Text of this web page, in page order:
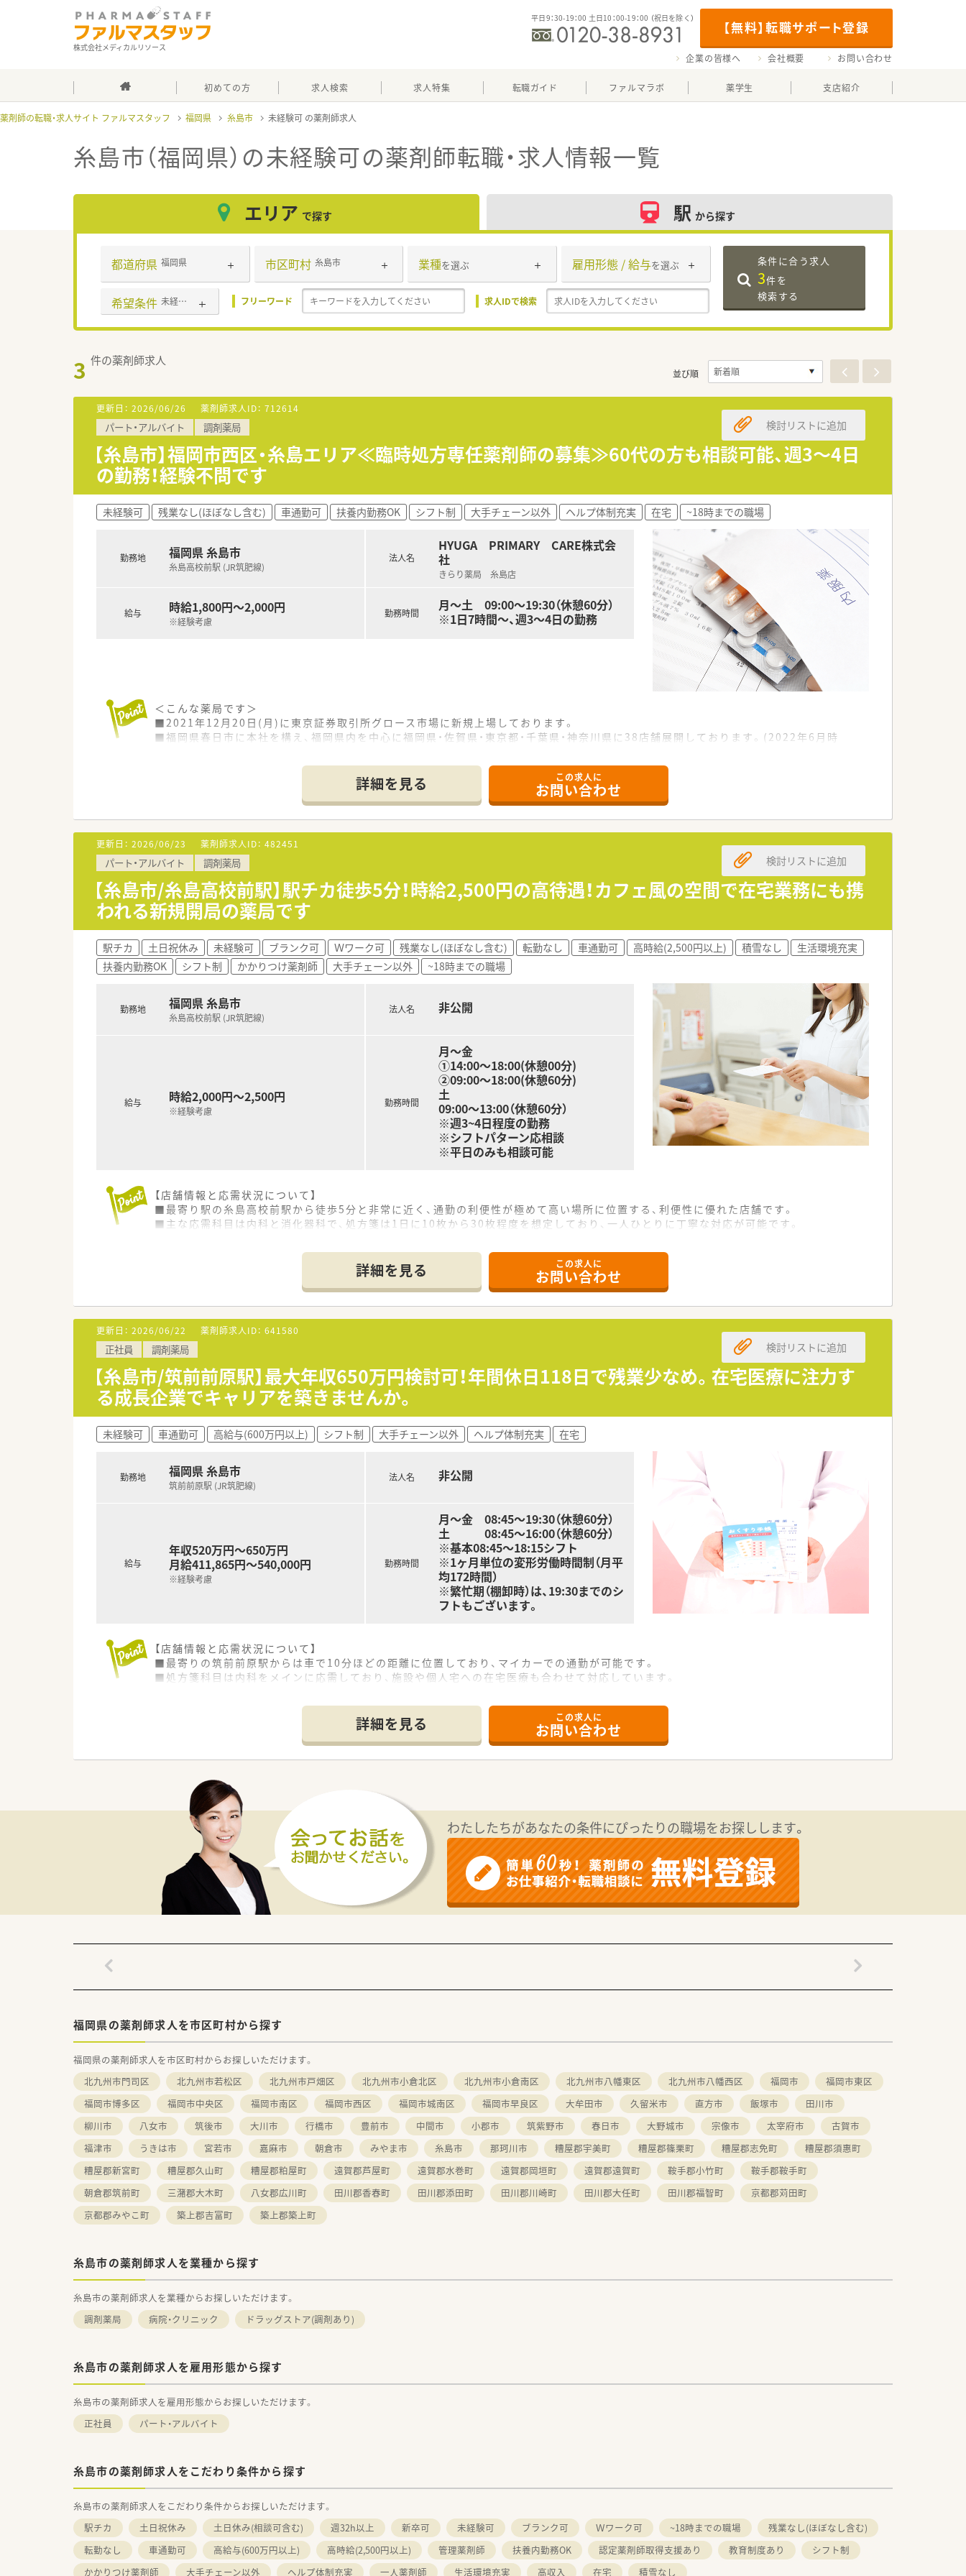
株式会社メディカルリソース
【無料】転職サポート登録
平日9：30-19：00 土日10：00-19：00 （祝日を除く）
企業の皆様へ 会社概要 お問い合わせ
初めての方 求人検索 求人特集 転職ガイド ファルマラボ 薬学生 支店紹介
薬剤師の転職・求人サイト ファルマスタッフ 福岡県 糸島市 未経験可
糸島市（福岡県）の未経験可の薬剤師転職・求人情報一覧
エリア で探す 駅 から探す
都道府県 福岡県 市区町村 糸島市 業種を選ぶ 雇用形態 / 給与を選ぶ
希望条件 未経験可 フリーワード 求人IDで検索
条件に合う求人
3件を
検索する
3 件の薬剤師求人
並び順
更新日： 2026/06/26 薬剤師求人ID： 712614
パート・アルバイト 調剤薬局
【糸島市】福岡市西区・糸島エリア≪臨時処方専任薬剤師の募集≫60代の方も相談可能、週3～4日
の勤務！経験不問です
検討リストに追加
未経験可 残業なし(ほぼなし含む) 車通勤可 扶養内勤務OK シフト制 大手チェーン以外 ヘルプ体制充実 在宅 ~18時までの職場
勤務地 福岡県 糸島市
糸島高校前駅 (JR筑肥線)
給与 時給1,800円～2,000円
※経験考慮
法人名
HYUGA PRIMARY CARE株式会
社
きらり薬局 糸島店
勤務時間
月～土 09:00～19:30（休憩60分）
※1日7時間～、週3～4日の勤務
＜こんな薬局です＞
■2021年12月20日(月)に東京証券取引所グロース市場に新規上場しております。
■福岡県春日市に本社を構え、福岡県内を中心に福岡県・佐賀県・東京都・千葉県・神奈川県に38店舗展開しております。(2022年6月時
■超高齢化社会で必ず必要となる在宅対応を積極的に取り組んでおり着実に成長を続けています。今後も安定して成長が見込まれる安
■オンライン服薬指導(28店舗実施)、地域連携薬局(21店舗)、零売など最先端の取り組みを実施しております。
＜女性もご活躍いただける環境＞
■ライフイベントやご自身の状況の変化があった場合、雇用形態変更の相談も可能です。
■女性の育休取得率 100％。復帰率100%。男性育休取得実績(現在8名取得)もあります。カムバックパス制度、きらりミルククラブなど
働く女性を応援する環境が整っています。
■子育て中の方は時短勤務も可能な為、性別を問わず薬局長等、キャリアを積み活躍できるフィールドがございます。
＜こんな店舗です＞
■内科門前の外来と施設・個人在宅を対応している地域密着型の店舗です。
■近隣は静かな住宅街で、落ち着いた環境です。
■糸島市では唯一100名単位で在宅を対応しており、約600名を担当しております。
■門前の内科クリニックは、発熱外来の他、子どもの診療も行うなど処方科目も様々です。
■調剤室は広くはありませんが、常に皆さん業務分担しながら作業をされているため、業務はスムーズです。
■薬局長、管理薬剤師のお人柄もよく、事務員との連携もとれており働きやすい環境です。
■社内平均の残業時間は10時間～15時間以内となっており正社員(S1)はみなし残業を超える事はありません。
在宅で想定される臨時処方や急な在宅訪問に対応する『臨時処方専任薬剤師』を配置しているので、 大幅な残業が発生することはありま
■年間休日は117日＋1日(バースデー休暇)で終日休みの日数となります。月によっては半休の組み合わせ等もシフトに組み込めるので
プライベートと両立が可能です。
■店舗異動に関しては、基本転居を伴わない異動となります。九州エリアから関東エリアへなど転居を伴う異動がないため、地域に根付
■在宅業務専用システムを自社開発しており、現場の薬剤師の意見を集約して作っているので業務負荷軽減につながっております。
■麻薬の取り扱いが多い店舗やカテーテル・ポンプ処方を行っている店舗もございます。
緩和ケアの資格を持っている薬剤師が2名（調剤薬局勤務薬剤師54名）在籍しており、患者様に寄り添った仕事を経験することができ知
識・スキル向上も図れる環境です。
■薬剤師から営業職など社内でのジョブチェンジも相談の上、可能です。
■企業・官公庁出身の未経験の方や、病院出身の方も多数活躍しています。
詳細を見る この求人に
お問い合わせ
更新日： 2026/06/23 薬剤師求人ID： 482451
パート・アルバイト 調剤薬局
【糸島市/糸島高校前駅】駅チカ徒歩5分！時給2,500円の高待遇！カフェ風の空間で在宅業務にも携
われる新規開局の薬局です
検討リストに追加
駅チカ 土日祝休み 未経験可 ブランク可 Ｗワーク可 残業なし(ほぼなし含む) 転勤なし 車通勤可 高時給(2,500円以上) 積雪なし
生活環境充実
扶養内勤務OK
シフト制 かかりつけ薬剤師 大手チェーン以外 ~18時までの職場
勤務地 福岡県 糸島市
糸島高校前駅 (JR筑肥線)
給与 時給2,000円～2,500円
※経験考慮
法人名 非公開
勤務時間
月～金
①14:00～18:00(休憩00分)
②09:00～18:00(休憩60分)
土
09:00～13:00（休憩60分）
※週3~4日程度の勤務
※シフトパターン応相談
※平日のみも相談可能
【店舗情報と応需状況について】
■最寄り駅の糸島高校前駅から徒歩5分と非常に近く、通勤の利便性が極めて高い場所に位置する、利便性に優れた店舗です。
■主な応需科目は内科と消化器科で、処方箋は1日に10枚から30枚程度を想定しており、一人ひとりに丁寧な対応が可能です。
■福岡県を中心に調剤薬局を2店舗展開するほか、ジェネリックの卸売や菓子製造など多岐にわたる事業で経営基盤が安定しています。
■今後も着実に新規開局を予定しており、地域住民が集う場所としてのカフェ風店舗づくりなど、独自のビジョンを持っています。
■頑張った方には昇給という形でしっかりと還元する方針を掲げており、個人の努力を正当に評価して、給与に反映させています。
【職場環境と雰囲気】
■何よりも大切にされているのはスタッフ同士の関係性づくりです。
■かかりつけを始め、地域連携薬局やオンライン服薬指導など業界の流れに合わせて対応して参ります。
■社長が窓口となり、門前のドクターとの関係性も良好です。
■今後も基盤を整えながら着実な新規開局を予定されています。
詳細を見る この求人に
お問い合わせ
更新日： 2026/06/22 薬剤師求人ID： 641580
正社員 調剤薬局
【糸島市/筑前前原駅】最大年収650万円検討可！年間休日118日で残業少なめ。在宅医療に注力す
る成長企業でキャリアを築きませんか。
検討リストに追加
未経験可 車通勤可 高給与(600万円以上) シフト制 大手チェーン以外 ヘルプ体制充実 在宅
勤務地 福岡県 糸島市
筑前前原駅 (JR筑肥線)
給与
年収520万円～650万円
月給411,865円～540,000円
※経験考慮
法人名 非公開
勤務時間
月～金 08:45～19:30（休憩60分）
土 08:45～16:00（休憩60分）
※基本08:45～18:15シフト
※1ヶ月単位の変形労働時間制（月平
均172時間）
※繁忙期（棚卸時）は、19:30までのシ
フトもございます。
【店舗情報と応需状況について】
■最寄りの筑前前原駅からは車で10分ほどの距離に位置しており、マイカーでの通勤が可能です。
■処方箋科目は内科をメインに応需しており、施設や個人宅への在宅医療も合わせて対応しています。
■福岡エリアへの転居を伴う若手の薬剤師の方や、これから在宅業務に挑戦したい方を歓迎しています。
■近隣での新規出店計画や事業拡大に伴い、将来的に組織の中核として活躍できる方を求めています。
■変化を恐れずに新しいことに挑戦できる方や、チームワークを大切にしながら働ける方がマッチします。
【想定されるキャリアイメージ】
■店舗管理者へのキャリアアップはもちろん、エリアマネージャーなどへの昇格も目指せる環境です。
■ご本人の希望や適性に応じて、薬剤師から営業職などへの社内ジョブチェンジも相談が可能となります。
■社内研修やOJTを通じてマネジメントスキルを磨き、将来的に店舗運営を任されることもあります。
詳細を見る この求人に
お問い合わせ
わたしたちがあなたの条件にぴったりの職場をお探しします。
福岡県の薬剤師求人を市区町村から探す
福岡県の薬剤師求人を市区町村からお探しいただけます。
北九州市門司区
北九州市若松区 北九州市戸畑区 北九州市小倉北区 北九州市小倉南区 北九州市八幡東区 北九州市八幡西区 福岡市
福岡市東区
福岡市博多区
福岡市中央区 福岡市南区 福岡市西区 福岡市城南区 福岡市早良区 大牟田市 久留米市 直方市 飯塚市
田川市
柳川市
八女市 筑後市 大川市 行橋市 豊前市 中間市 小郡市 筑紫野市 春日市 大野城市 宗像市 太宰府市
古賀市
福津市
うきは市 宮若市 嘉麻市 朝倉市 みやま市 糸島市 那珂川市 糟屋郡宇美町 糟屋郡篠栗町 糟屋郡志免町
糟屋郡須惠町
糟屋郡新宮町
糟屋郡久山町 糟屋郡粕屋町 遠賀郡芦屋町 遠賀郡水巻町 遠賀郡岡垣町 遠賀郡遠賀町 鞍手郡小竹町
鞍手郡鞍手町
朝倉郡筑前町
三潴郡大木町 八女郡広川町 田川郡香春町 田川郡添田町 田川郡川崎町 田川郡大任町 田川郡福智町
京都郡苅田町
京都郡みやこ町
築上郡吉富町 築上郡築上町
糸島市の薬剤師求人を業種から探す
糸島市の薬剤師求人を業種からお探しいただけます。
調剤薬局
病院・クリニック ドラッグストア(調剤あり)
糸島市の薬剤師求人を雇用形態から探す
糸島市の薬剤師求人を雇用形態からお探しいただけます。
正社員
パート・アルバイト
糸島市の薬剤師求人をこだわり条件から探す
糸島市の薬剤師求人をこだわり条件からお探しいただけます。
駅チカ
土日祝休み 土日休み(相談可含む) 週32h以上 新卒可 未経験可 ブランク可 Ｗワーク可 ~18時までの職場
残業なし(ほぼなし含む)
転勤なし
車通勤可 高給与(600万円以上) 高時給(2,500円以上) 管理薬剤師 扶養内勤務OK 認定薬剤師取得支援あり 教育制度あり
シフト制
かかりつけ薬剤師
大手チェーン以外 ヘルプ体制充実 一人薬剤師 生活環境充実 高収入 在宅 積雪なし